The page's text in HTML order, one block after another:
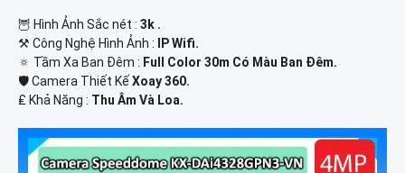
🦉 Hình Ảnh Sắc nét : 3k .
⚒ Công Nghệ Hình Ảnh : IP Wifi.
🔅 Tầm Xa Ban Đêm : Full Color 30m Có Màu Ban Ðêm.
🛡 Camera Thiết KếXoay 360.
️₤ Khả Năng : Thu Âm Và Loa.